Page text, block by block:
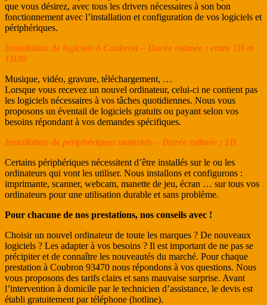
que vous désirez, avec tous les drivers nécessaires à son bon
fonctionnement avec l’installation et configuration de vos logiciels et
périphériques.
Installation de logiciels à Coubron – Durée estimée : entre 1H et
1H30
Musique, vidéo, gravure, téléchargement, …
Lorsque vous recevez un nouvel ordinateur, celui-ci ne contient pas
les logiciels nécessaires à vos tâches quotidiennes. Nous vous
proposons un éventail de logiciels gratuits ou payant selon vos
besoins répondant à vos demandes spécifiques.
Installation de périphériques matériels – Durée estimée : 1H
Certains périphériques nécessitent d’être installés sur le ou les
ordinateurs qui vont les utiliser. Nous installons et configurons :
imprimante, scanner, webcam, manette de jeu, écran … sur tous vos
ordinateurs pour une utilisation durable et sans problème.
Pour chacune de nos prestations, nos conseils avec !
Choisir un nouvel ordinateur de toute les marques ? De nouveaux
logiciels ? Les adapter à vos besoins ? Il est important de ne pas se
précipiter et de connaître les nouveautés du marché. Pour chaque
prestation à Coubron 93470 nous répondons à vos questions. Nous
vous proposons des tarifs clairs et sans mauvaise surprise. Avant
l’intervention à domicile par le technicien d’assistance, le devis est
établi gratuitement par téléphone (hotline).